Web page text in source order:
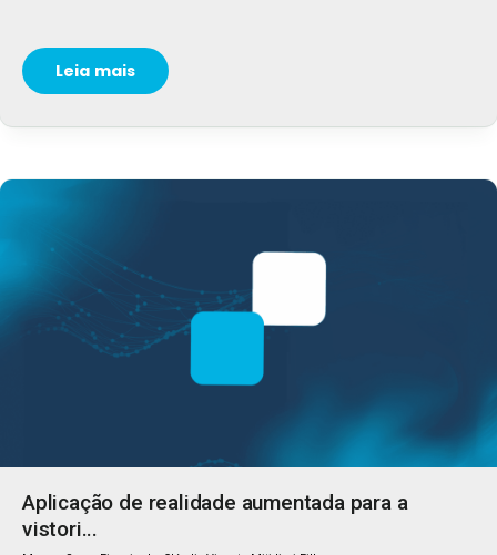
Leia mais
Aplicação de realidade aumentada para a
vistori...